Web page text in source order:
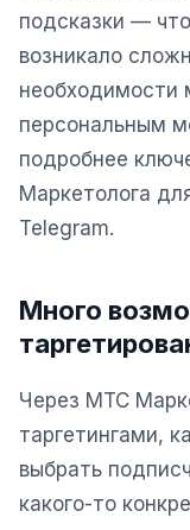
Яндекс.Директ
VK Реклама
myTarget
Ozon реклама
Реклама в VK
Реклама в
подсказки —
возникало
необходимости
персональным
подробнее
Маркетолога
Telegram.
Много
Через МТС
таргетингами,
выбрать
какого-то